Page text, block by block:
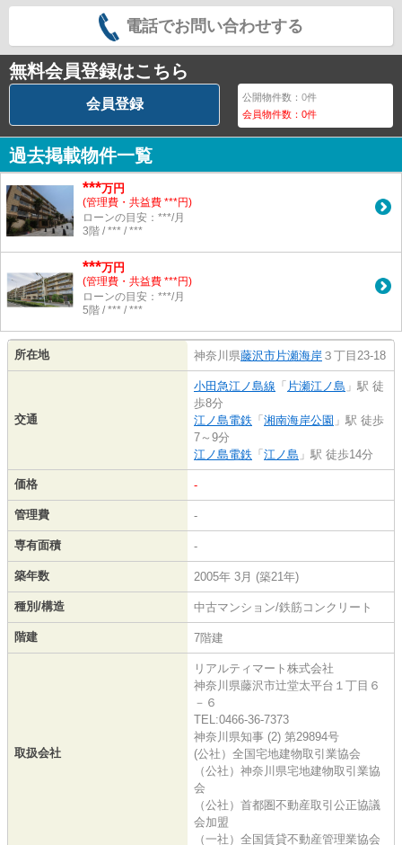
電話でお問い合わせする
無料会員登録はこちら
会員登録 公開物件数：0件
会員物件数：0件
過去掲載物件一覧
***万円
(管理費・共益費 ***円)
ローンの目安：***/月
3階 / *** / ***
***万円
(管理費・共益費 ***円)
ローンの目安：***/月
5階 / *** / ***
所在地 神奈川県藤沢市片瀬海岸 ３丁目23-18
交通
小田急江ノ島線 「 片瀬江ノ島 」駅 徒
歩8分
江ノ島電鉄 「 湘南海岸公園 」駅 徒歩
7～9分
江ノ島電鉄 「 江ノ島 」駅 徒歩14分
価格 -
管理費 -
専有面積 -
築年数 2005年 3月 (築21年)
種別/構造 中古マンション/鉄筋コンクリート
階建 7階建
取扱会社
リアルティマート株式会社
神奈川県藤沢市辻堂太平台１丁目６
－６
TEL:0466-36-7373
神奈川県知事 (2) 第29894号
(公社）全国宅地建物取引業協会
（公社）神奈川県宅地建物取引業協
会
（公社）首都圏不動産取引公正協議
会加盟
（一社）全国賃貸不動産管理業協会